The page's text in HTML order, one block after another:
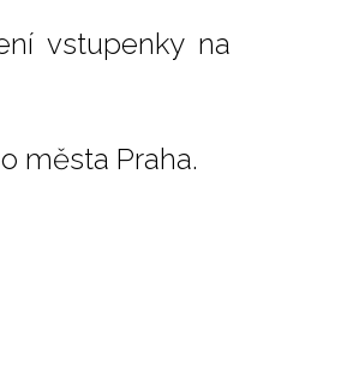
vstupenky na
města Praha.